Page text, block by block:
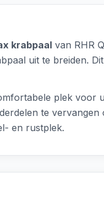
krabpaal van RHR
uit te breiden.
plek
te
en rustplek.